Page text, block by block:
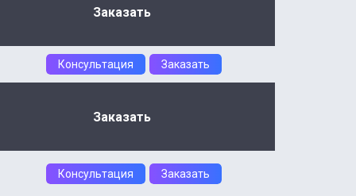
Заказать
Консультация Заказать
Заказать
Консультация Заказать